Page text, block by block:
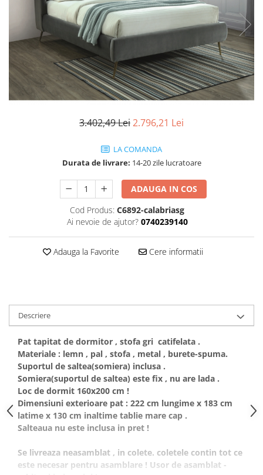
Set mobilier Living
Seturi masa +scaune dining
Tabureti
Seturi dormitoare complete
Suporturi saltea/Somiere/Gratii
pentru pat
3.402,49 Lei2.796,21 Lei
LA COMANDA
Durata de livrare: 14-20 zile lucratoare
ADAUGA IN COS
Cod Produs: C6892-calabriasg
Ai nevoie de ajutor? 0740239140
Adauga la Favorite Cere informatii
Descriere
Pat tapitat de dormitor , stofa gri catifelata .
Materiale : lemn , pal , stofa , metal , burete-spuma.
Suportul de saltea(somiera) inclusa .
Somiera(suportul de saltea) este fix , nu are lada .
Loc de dormit 160x200 cm !
Dimensiuni exterioare pat : 222 cm lungime x 183 cm
latime x 130 cm inaltime tablie mare cap .
Salteaua nu este inclusa in pret !
Se livreaza neasamblat , in colete. coletele contin tot ce
este necesar pentru asamblare ! Usor de asamblat -